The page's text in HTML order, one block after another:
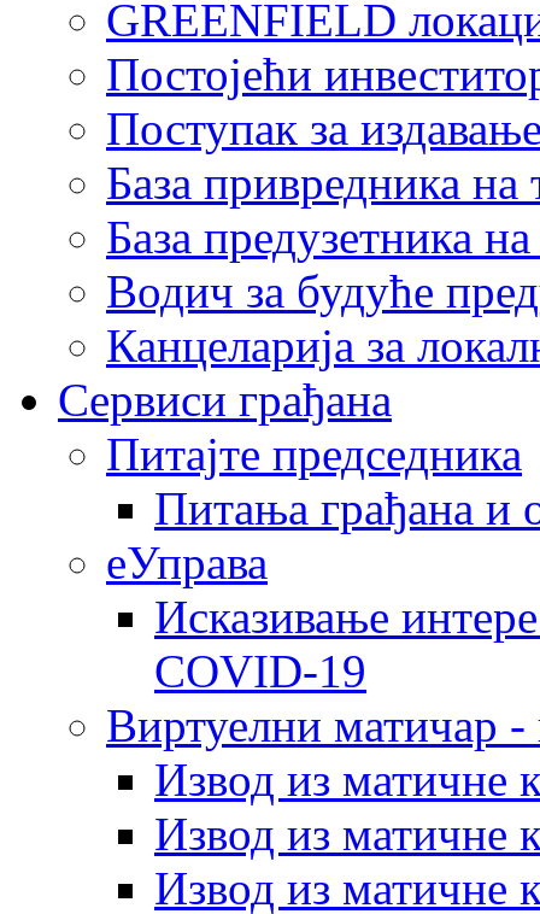
GREENFIELD
Постојећи
Поступак за
База привредника
База предузетника
Водич за будуће
Канцеларија за
Сервиси грађана
Питајте председника
Питања грађана и
еУправа
Исказивање
COVID-19
Виртуелни матичар -
Извод из матичне
Извод из матичне
Извод из матичне